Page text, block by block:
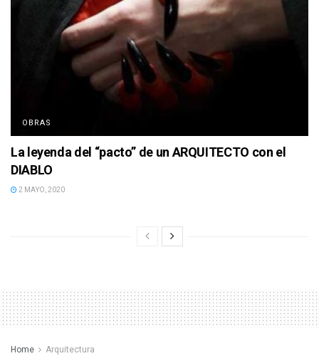
OBRAS
La leyenda del “pacto” de un ARQUITECTO con el
DIABLO
2 MAYO, 2020
Home Arquitectura